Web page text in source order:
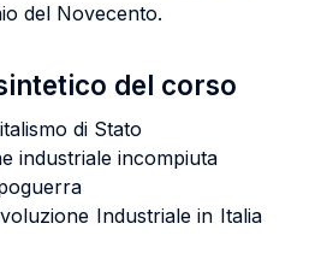
del Novecento.
del corso
di Stato
industriale incompiuta
Industriale in Italia